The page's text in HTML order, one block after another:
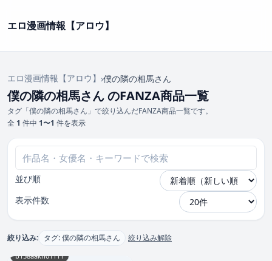
エロ漫画情報【アロウ】
エロ漫画情報【アロウ】 ›僕の隣の相馬さん
僕の隣の相馬さん のFANZA商品一覧
タグ「僕の隣の相馬さん」で絞り込んだFANZA商品一覧です。
全 1 件中 1〜1 件を表示
並び順
表示件数
絞り込み: タグ: 僕の隣の相馬さん 絞り込み解除
b158aakn01111